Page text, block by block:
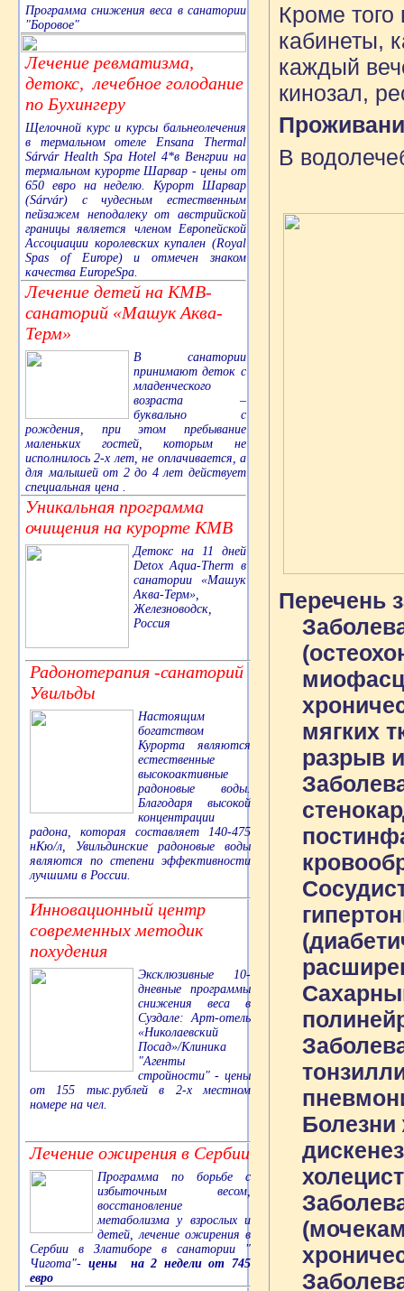
Программа снижения веса в санатории
"Боровое"
Лечение ревматизма,
детокс, лечебное голодание
по Бухингеру
Щелочной курс и курсы бальнеолечения
в термальном отеле Ensana Thermal
Sárvár Health Spa Hotel 4*в Венгрии на
термальном курорте Шарвар - цены от
650 евро на неделю. Курорт Шарвар
(Sárvár) с чудесным естественным
пейзажем неподалеку от австрийской
границы является членом Европейской
Ассоциации королевских купален (Royal
Spas of Europe) и отмечен знаком
качества EuropeSpa.
Лечение детей на КМВ-
санаторий «Машук Аква-
Терм»
В санатории
принимают деток с
младенческого
возраста –
буквально с
рождения, при этом пребывание
маленьких гостей, которым не
исполнилось 2-х лет, не оплачивается, а
для малышей от 2 до 4 лет действует
специальная цена .
Уникальная программа
очищения на курорте КМВ
Детокс на 11 дней
Detox Aqua-Therm в
санатории «Машук
Аква-Терм»,
Железноводск,
Россия
Радонотерапия -санаторий
Увильды
Настоящим
богатством
Курорта являются
естественные
высокоактивные
радоновые воды.
Благодаря высокой
концентрации
радона, которая составляет 140-475
нКю/л, Увильдинские радоновые воды
являются по степени эффективности
лучшими в России.
Инновационный центр
современных методик
похудения
Эксклюзивные 10-
дневные программы
снижения веса в
Суздале: Арт-отель
«Николаевский
Посад»/Клиника
"Агенты
стройности" - цены
от 155 тыс.рублей в 2-х местном
номере на чел.
Лечение ожирения в Сербии
Программа по борьбе с
избыточным весом,
восстановление
метаболизма у взрослых и
детей, лечение ожирения в
Сербии в Златиборе в санатории "
Чигота"- цены на 2 недели от 745
евро
Кроме
кабинеты,
каждый
кинозал,
В
Перечень
мягких
разрыв
Болезни